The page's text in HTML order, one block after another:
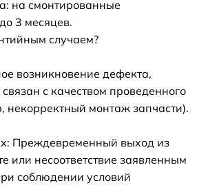
на смонтированные
3 месяцев.
случаем?
возникновение дефекта,
с качеством проведенного
некорректный монтаж запчасти).
Преждевременный выход из
или несоответствие заявленным
соблюдении условий